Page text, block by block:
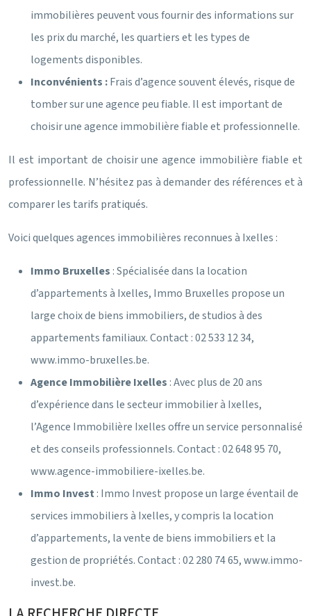
immobilières peuvent vous fournir des informations sur
les prix du marché, les quartiers et les types de
logements disponibles.
Inconvénients :Frais d’agence souvent élevés, risque de
tomber sur une agence peu fiable. Il est important de
choisir une agence immobilière fiable et professionnelle.
Il est important de choisir une agence immobilière fiable et
professionnelle. N’hésitez pas à demander des références et à
comparer les tarifs pratiqués.
Voici quelques agences immobilières reconnues à Ixelles :
Immo Bruxelles : Spécialisée dans la location
d’appartements à Ixelles, Immo Bruxelles propose un
large choix de biens immobiliers, de studios à des
appartements familiaux. Contact : 02 533 12 34,
www.immo-bruxelles.be.
Agence Immobilière Ixelles : Avec plus de 20 ans
d’expérience dans le secteur immobilier à Ixelles,
l’Agence Immobilière Ixelles offre un service personnalisé
et des conseils professionnels. Contact : 02 648 95 70,
www.agence-immobiliere-ixelles.be.
Immo Invest : Immo Invest propose un large éventail de
services immobiliers à Ixelles, y compris la location
d’appartements, la vente de biens immobiliers et la
gestion de propriétés. Contact : 02 280 74 65, www.immo-
invest.be.